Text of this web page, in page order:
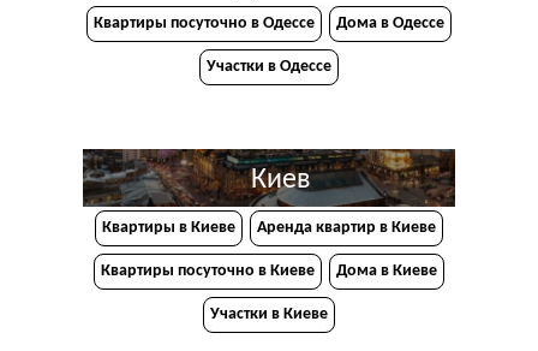
Квартиры посуточно в Одессе Дома в Одессе
Участки в Одессе
Киев
Квартиры в Киеве Аренда квартир в Киеве
Квартиры посуточно в Киеве Дома в Киеве
Участки в Киеве